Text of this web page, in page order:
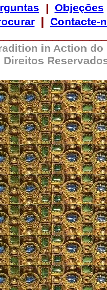
| Objeções
| Contacte-
in Action
Direitos